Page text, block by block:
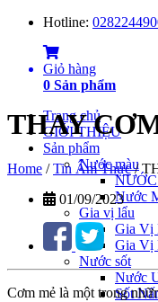
Hotline:
Giỏ hàng
0 Sản phẩm
Trang chủ
GIỚI THIỆU
Sản phẩm
Nước màu
Nước
Gia vị lẩu
Gia Vị
Gia Vị
Nước sốt
Nước
Sốt
THAY
Home /Tin Ẩm Thực/
01/09/2023
Cơm mẻ là một trong